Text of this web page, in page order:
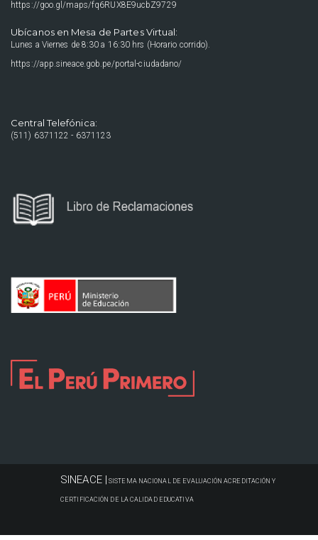
https://goo.gl/maps/fq6RUX8E9ucbZ9729
Ubícanos en Mesa de Partes Virtual:
Lunes a Viernes de 8:30 a 16:30 hrs (Horario corrido).
https://app.sineace.gob.pe/portal-ciudadano/
Central Telefónica:
(511) 6371122 - 6371123
SINEACE | SISTEMA NACIONAL DE EVALUACIÓN ACREDITACIÓN Y
CERTIFICACIÓN DE LA CALIDAD EDUCATIVA